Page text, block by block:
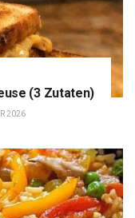
(3 Zutaten)
2026